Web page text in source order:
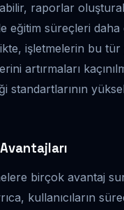
raporlar
eğitim süreçleri
işletmelerin bu tür
artırmaları
standartlarının
birçok avantaj
kullanıcıların